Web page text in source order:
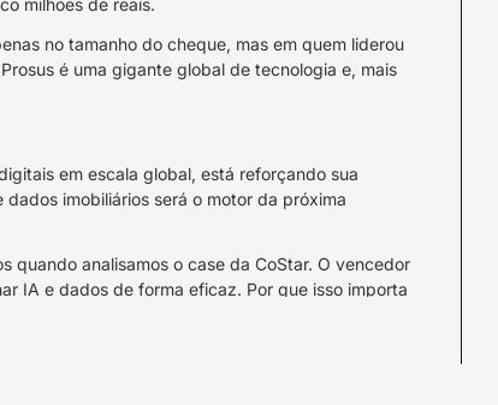
milhões de reais.
no tamanho do cheque, mas em quem liderou
é uma gigante global de tecnologia e, mais
em escala global, está reforçando sua
imobiliários será o motor da próxima
quando analisamos o case da CoStar. O vencedor
IA e dados de forma eficaz. Por que isso importa